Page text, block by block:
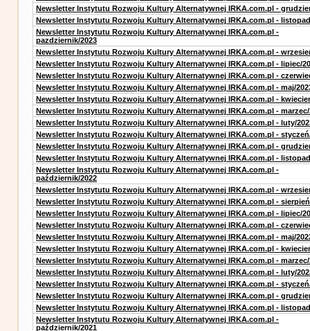
Newsletter Instytutu Rozwoju Kultury Alternatywnej IRKA.com.pl -
Newsletter Instytutu Rozwoju Kultury Alternatywnej IRKA.com.pl -
Newsletter Instytutu Rozwoju Kultury Alternatywnej IRKA.com.pl -
pazdziernik/2023
Newsletter Instytutu Rozwoju Kultury Alternatywnej IRKA.com.pl -
Newsletter Instytutu Rozwoju Kultury Alternatywnej IRKA.com.pl - lipiec/
Newsletter Instytutu Rozwoju Kultury Alternatywnej IRKA.com.pl -
Newsletter Instytutu Rozwoju Kultury Alternatywnej IRKA.com.pl - maj/
Newsletter Instytutu Rozwoju Kultury Alternatywnej IRKA.com.pl -
Newsletter Instytutu Rozwoju Kultury Alternatywnej IRKA.com.pl - marzec/
Newsletter Instytutu Rozwoju Kultury Alternatywnej IRKA.com.pl - luty/
Newsletter Instytutu Rozwoju Kultury Alternatywnej IRKA.com.pl -
Newsletter Instytutu Rozwoju Kultury Alternatywnej IRKA.com.pl -
Newsletter Instytutu Rozwoju Kultury Alternatywnej IRKA.com.pl -
Newsletter Instytutu Rozwoju Kultury Alternatywnej IRKA.com.pl -
październik/2022
Newsletter Instytutu Rozwoju Kultury Alternatywnej IRKA.com.pl -
Newsletter Instytutu Rozwoju Kultury Alternatywnej IRKA.com.pl -
Newsletter Instytutu Rozwoju Kultury Alternatywnej IRKA.com.pl - lipiec/
Newsletter Instytutu Rozwoju Kultury Alternatywnej IRKA.com.pl -
Newsletter Instytutu Rozwoju Kultury Alternatywnej IRKA.com.pl - maj/
Newsletter Instytutu Rozwoju Kultury Alternatywnej IRKA.com.pl -
Newsletter Instytutu Rozwoju Kultury Alternatywnej IRKA.com.pl - marzec/
Newsletter Instytutu Rozwoju Kultury Alternatywnej IRKA.com.pl - luty/
Newsletter Instytutu Rozwoju Kultury Alternatywnej IRKA.com.pl -
Newsletter Instytutu Rozwoju Kultury Alternatywnej IRKA.com.pl -
Newsletter Instytutu Rozwoju Kultury Alternatywnej IRKA.com.pl -
Newsletter Instytutu Rozwoju Kultury Alternatywnej IRKA.com.pl -
październik/2021